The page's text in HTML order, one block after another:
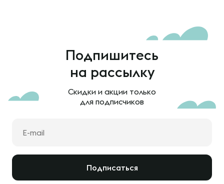
Подпишитесь
на рассылку
Скидки и акции только
для подписчиков
Подписаться